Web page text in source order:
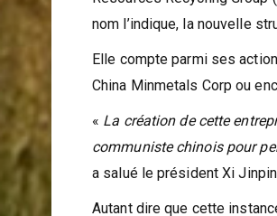
nom l’indique, la nouvelle
Elle compte parmi ses
China Minmetals Corp ou
« La création de cette
communiste chinois pour
a salué le président Xi
Autant dire que cette